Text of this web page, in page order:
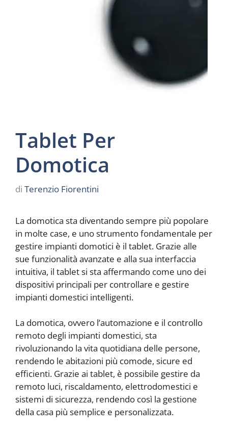
Tablet Per
Domotica
di Terenzio Fiorentini
La domotica sta diventando sempre più popolare
in molte case, e uno strumento fondamentale per
gestire impianti domotici è il tablet. Grazie alle
sue funzionalità avanzate e alla sua interfaccia
intuitiva, il tablet si sta affermando come uno dei
dispositivi principali per controllare e gestire
impianti domestici intelligenti.
La domotica, ovvero l’automazione e il controllo
remoto degli impianti domestici, sta
rivoluzionando la vita quotidiana delle persone,
rendendo le abitazioni più comode, sicure ed
efficienti. Grazie ai tablet, è possibile gestire da
remoto luci, riscaldamento, elettrodomestici e
sistemi di sicurezza, rendendo così la gestione
della casa più semplice e personalizzata.